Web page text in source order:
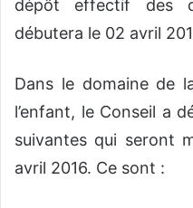
dépôt effectif des
débutera le 02 avril
Dans le domaine de
l’enfant, le Conseil a
suivantes qui seront
avril 2016. Ce sont :